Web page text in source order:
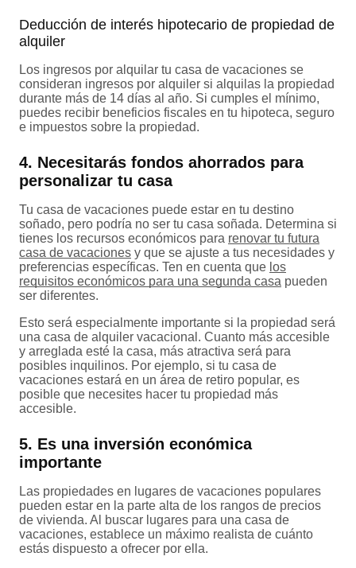
Deducción de interés hipotecario de propiedad de
alquiler
Los ingresos por alquilar tu casa de vacaciones se
consideran ingresos por alquiler si alquilas la propiedad
durante más de 14 días al año. Si cumples el mínimo,
puedes recibir beneficios fiscales en tu hipoteca, seguro
e impuestos sobre la propiedad.
4. Necesitarás fondos ahorrados para
personalizar tu casa
Tu casa de vacaciones puede estar en tu destino
soñado, pero podría no ser tu casa soñada. Determina si
tienes los recursos económicos para renovar tu futura
casa de vacaciones y que se ajuste a tus necesidades y
preferencias específicas. Ten en cuenta que los
requisitos económicos para una segunda casa pueden
ser diferentes.
Esto será especialmente importante si la propiedad será
una casa de alquiler vacacional. Cuanto más accesible
y arreglada esté la casa, más atractiva será para
posibles inquilinos. Por ejemplo, si tu casa de
vacaciones estará en un área de retiro popular, es
posible que necesites hacer tu propiedad más
accesible.
5. Es una inversión económica
importante
Las propiedades en lugares de vacaciones populares
pueden estar en la parte alta de los rangos de precios
de vivienda. Al buscar lugares para una casa de
vacaciones, establece un máximo realista de cuánto
estás dispuesto a ofrecer por ella.